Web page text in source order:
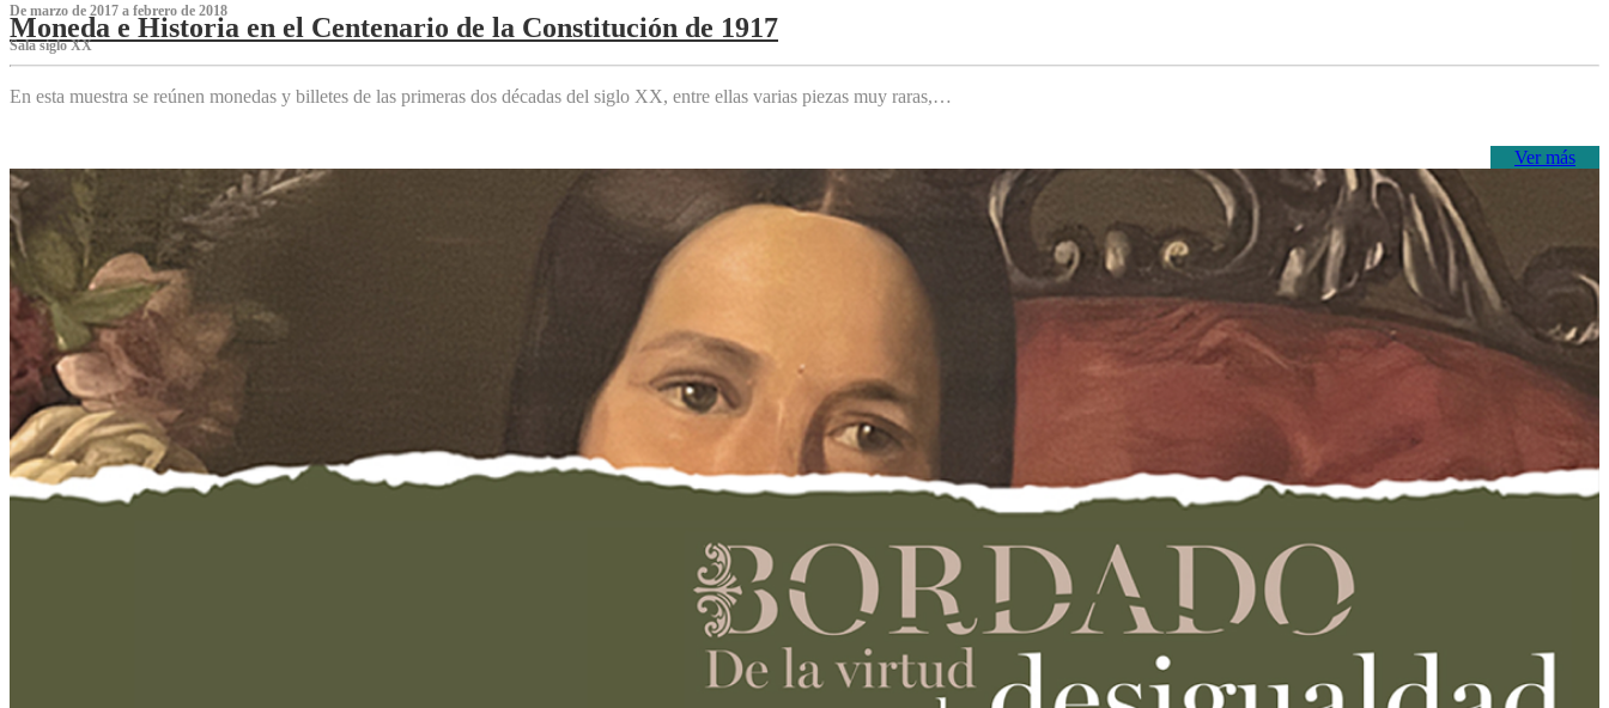
De marzo de 2017 a febrero de 2018
Moneda e Historia en el Centenario de la Constitución de 1917
Sala siglo XX
En esta muestra se reúnen monedas y billetes de las primeras dos décadas del siglo XX, entre ellas varias piezas muy raras,…
Ver más